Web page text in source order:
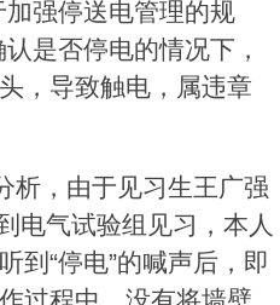
强停送电管理的规
是否停电的情况下，
，导致触电，属违章
析，由于见习生王广强
电气试验组见习，本人
到“停电”的喊声后，即